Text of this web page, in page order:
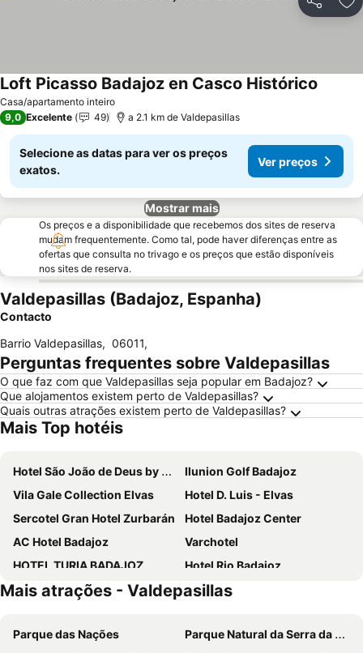
Partilhar
Casa/apartamento inteiro
Loft Picasso Badajoz en Casco Histórico
9,0 Excelente 49 a 2.1 km de Valdepasillas
Selecione as datas para ver os preços
exatos.
Ver preços
Mostrar mais
Os preços e a disponibilidade que recebemos dos sites de reserva
mudam frequentemente. Como tal, pode haver diferenças entre as
ofertas que consulta no trivago e os preços que estão disponíveis
nos sites de reserva.
Valdepasillas (Badajoz, Espanha)
Contacto
Barrio Valdepasillas, 06011,
Perguntas frequentes sobre Valdepasillas
O que faz com que Valdepasillas seja popular em Badajoz?
Que alojamentos existem perto de Valdepasillas?
Quais outras atrações existem perto de Valdepasillas?
Mais Top hotéis
Hotel São João de Deus by RIDAN Hotels
Ilunion Golf Badajoz
Vila Gale Collection Elvas
Hotel D. Luis - Elvas
Sercotel Gran Hotel Zurbarán
Hotel Badajoz Center
AC Hotel Badajoz
Varchotel
HOTEL TURIA BADAJOZ
Hotel Rio Badajoz
Vila Gale Casas D'Elvas Historic Hotel
Las Bovedas
Hotel Brasa
NH Gran Hotel Casino Extremadura
Mais atrações - Valdepasillas
Parque das Nações
Parque Natural da Serra da Estrela